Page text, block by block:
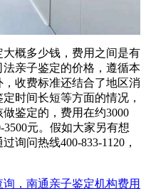
概多少钱，费用之间是有
亲子鉴定的价格，遵循本
收费标准还结合了地区消
时间长短等方面的情况，
鉴定的，费用在约3000
元。假如大家另有想
询问热线400-833-1120，
，南通亲子鉴定机构费用